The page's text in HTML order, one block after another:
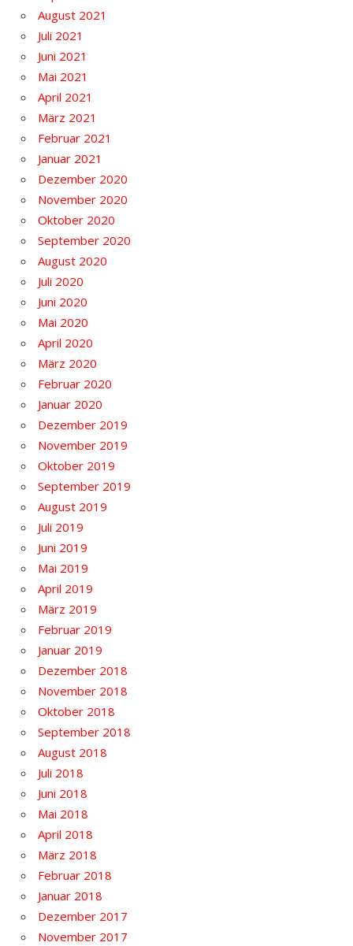
August 2021
Juli 2021
Juni 2021
Mai 2021
April 2021
März 2021
Februar 2021
Januar 2021
Dezember 2020
November 2020
Oktober 2020
September 2020
August 2020
Juli 2020
Juni 2020
Mai 2020
April 2020
März 2020
Februar 2020
Januar 2020
Dezember 2019
November 2019
Oktober 2019
September 2019
August 2019
Juli 2019
Juni 2019
Mai 2019
April 2019
März 2019
Februar 2019
Januar 2019
Dezember 2018
November 2018
Oktober 2018
September 2018
August 2018
Juli 2018
Juni 2018
Mai 2018
April 2018
März 2018
Februar 2018
Januar 2018
Dezember 2017
November 2017